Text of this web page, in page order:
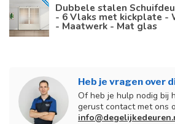
Dubbele stalen
- 6 Vlaks met kickplate -
- Maatwerk - Mat glas
Heb je vragen over
Of heb je hulp nodig bij
gerust contact met ons